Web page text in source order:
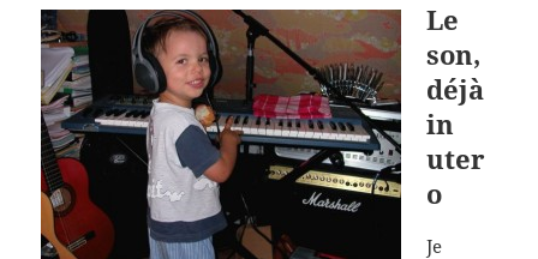
Le
son,
déjà
in
uter
o
Je